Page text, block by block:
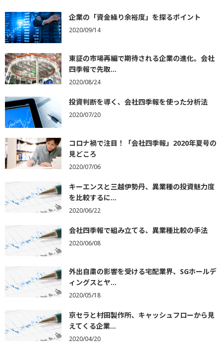
企業の「資金繰り余裕度」を探るポイント
2020/09/14
東証の市場再編で期待される企業の進化。会社
四季報で先取...
2020/08/24
投資判断を導く、会社四季報を使った分析法
2020/07/20
コロナ禍で注目！「会社四季報」2020年夏号の
見どころ
2020/07/06
キーエンスと三越伊勢丹、異業種の投資魅力度
を比較するに...
2020/06/22
会社四季報で組み立てる、異業種比較の手法
2020/06/08
外出自粛の影響を受ける宅配業界、SGホールデ
ィングスとヤ...
2020/05/18
京セラと村田製作所、キャッシュフローから見
えてくる企業...
2020/04/20